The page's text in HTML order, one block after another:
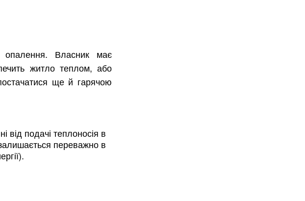
опалення. Власник має
житло теплом, або
ще й гарячою
від подачі теплоносія в
переважно в